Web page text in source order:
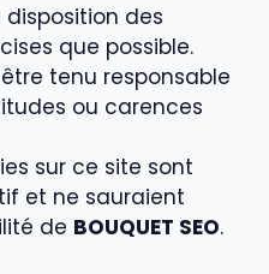
disposition des
que possible.
tenu responsable
ou carences
sur ce site sont
et ne sauraient
de BOUQUET SEO.